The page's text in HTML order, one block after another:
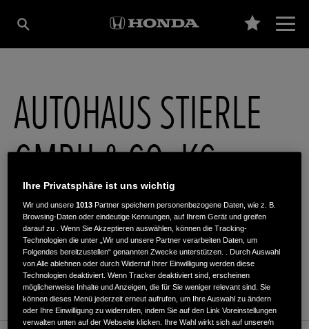
AUTOHAUS STIERLE
GMBH & CO. KG
Filderhauptstr. 62-64,70599,Stuttgart
ROUTENPLANUNG
Ihre Privatsphäre ist uns wichtig
Wir und unsere1013 Partner speichern personenbezogene Daten, wie z. B.
Browsing-Daten oder eindeutige Kennungen, auf Ihrem Gerät und greifen
darauf zu . Wenn Sie Akzeptieren auswählen, können die Tracking-
Technologien die unter „Wir und unsere Partner verarbeiten Daten, um
Folgendes bereitzustellen“ genannten Zwecke unterstützen. . Durch Auswahl
von Alle ablehnen oder durch Widerruf Ihrer Einwilligung werden diese
Technologien deaktiviert. Wenn Tracker deaktiviert sind, erscheinen
möglicherweise Inhalte und Anzeigen, die für Sie weniger relevant sind. Sie
können dieses Menü jederzeit erneut aufrufen, um Ihre Auswahl zu ändern
oder Ihre Einwilligung zu widerrufen, indem Sie auf den Link Voreinstellungen
verwalten unten auf der Webseite klicken. Ihre Wahl wirkt sich auf unsere/n